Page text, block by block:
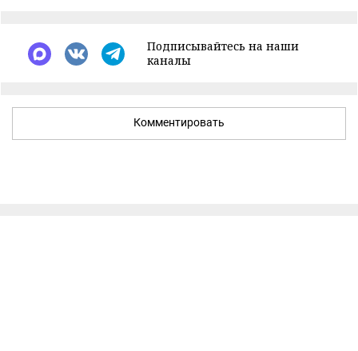
Подписывайтесь на наши
каналы
Комментировать